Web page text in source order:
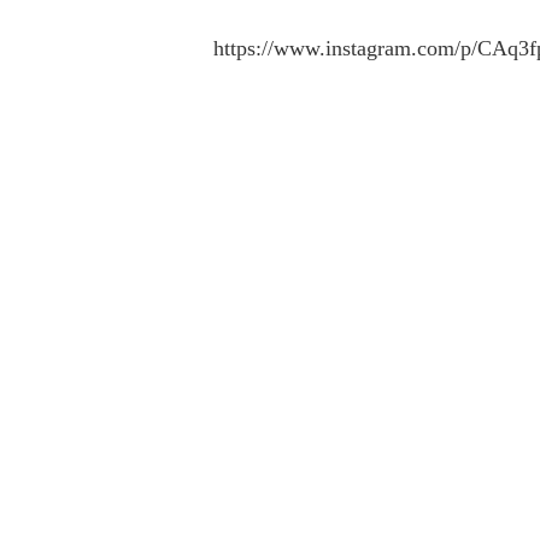
https://www.instagram.com/p/